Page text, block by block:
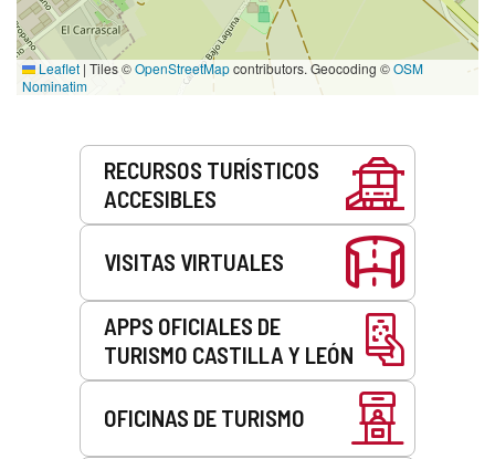
Leaflet | Tiles ©OpenStreetMapcontributors. Geocoding ©OSM
Nominatim
RECURSOS TURÍSTICOS
ACCESIBLES
VISITAS VIRTUALES
APPS OFICIALES DE
TURISMO CASTILLA Y LEÓN
OFICINAS DE TURISMO